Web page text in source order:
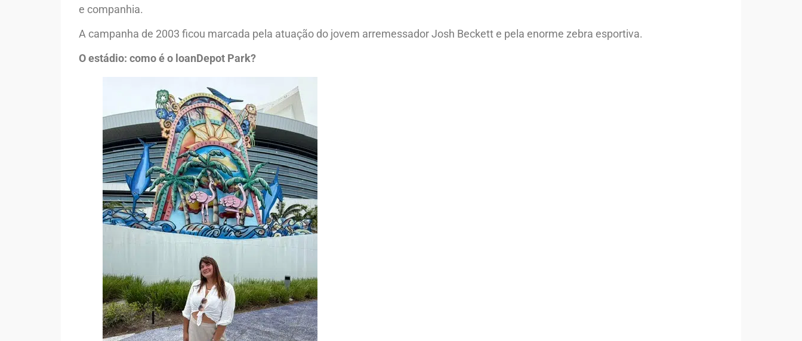
e companhia.
A campanha de 2003 ficou marcada pela atuação do jovem arremessador Josh Beckett e pela enorme zebra esportiva.
O estádio: como é o loanDepot Park?